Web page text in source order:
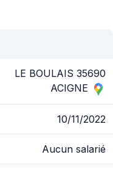
LE BOULAIS 35690
ACIGNE
10/11/2022
Aucun salarié